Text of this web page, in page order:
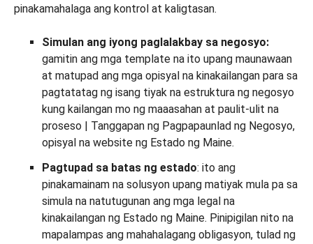
pinakamahalaga ang kontrol at kaligtasan.
Simulan ang iyong paglalakbay sa negosyo:
gamitin ang mga template na ito upang maunawaan
at matupad ang mga opisyal na kinakailangan para sa
pagtatatag ng isang tiyak na estruktura ng negosyo
kung kailangan mo ng maaasahan at paulit-ulit na
proseso | Tanggapan ng Pagpapaunlad ng Negosyo,
opisyal na website ng Estado ng Maine.
Pagtupad sa batas ng estado: ito ang
pinakamainam na solusyon upang matiyak mula pa sa
simula na natutugunan ang mga legal na
kinakailangan ng Estado ng Maine. Pinipigilan nito na
mapalampas ang mahahalagang obligasyon, tulad ng